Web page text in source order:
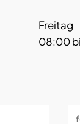
Freitag
08:00